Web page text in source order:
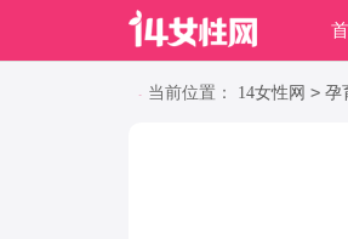
当前位置： 14女性网 > 孕